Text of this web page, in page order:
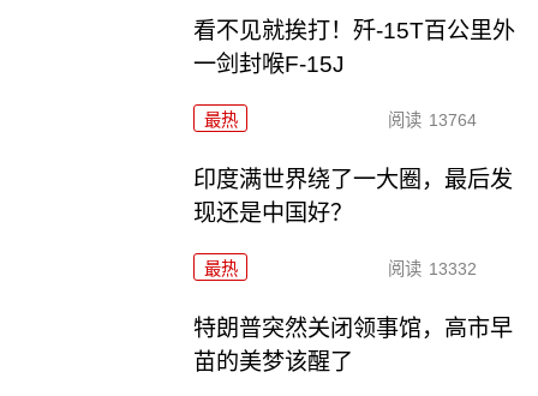
看不见就挨打！歼-15T百公里外
一剑封喉F-15J
最热 阅读 13764
印度满世界绕了一大圈，最后发
现还是中国好？
最热 阅读 13332
特朗普突然关闭领事馆，高市早
苗的美梦该醒了